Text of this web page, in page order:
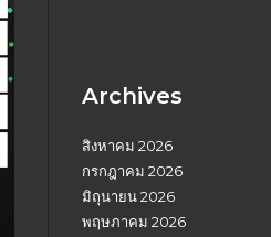
Archives
สิงหาคม 2026
กรกฎาคม 2026
มิถุนายน 2026
พฤษภาคม 2026